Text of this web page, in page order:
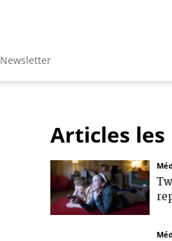
Newsletter
Articles les